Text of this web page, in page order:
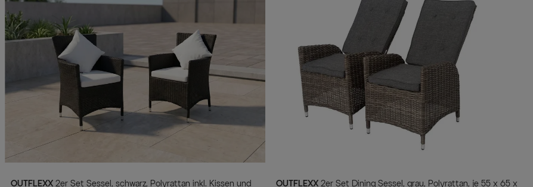
OUTFLEXX OUTFLEXX 2er Set Dining Sessel, grau, Polyrattan, je 55 x 65 x